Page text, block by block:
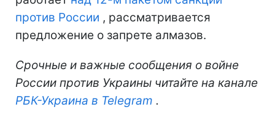
против России , рассматривается
предложение о запрете алмазов.
Срочные и важные сообщения о войне
России против Украины читайте на канале
РБК-Украина в Telegram .